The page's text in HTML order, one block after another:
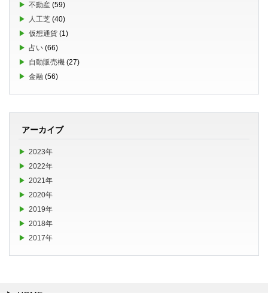
不動産 (59)
人工芝 (40)
仮想通貨 (1)
占い (66)
自動販売機 (27)
金融 (56)
アーカイブ
2023年
2022年
2021年
2020年
2019年
2018年
2017年